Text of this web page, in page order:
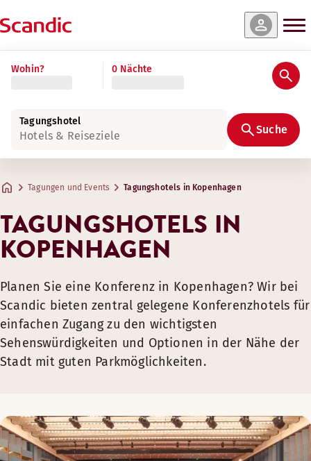
Wohin? 0 Nächte
Tagungshotel
Hotels & Reiseziele Suche
Tagungen und Events Tagungshotels in Kopenhagen
TAGUNGSHOTELS IN
KOPENHAGEN
Planen Sie eine Konferenz in Kopenhagen? Wir bei
Scandic bieten zentral gelegene Konferenzhotels für
einfachen Zugang zu den wichtigsten
Sehenswürdigkeiten und Optionen in der Nähe der
Stadt mit guten Parkmöglichkeiten.